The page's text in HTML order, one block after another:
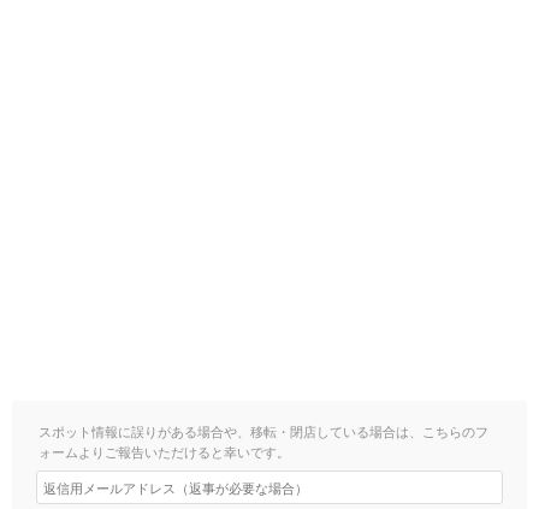
スポット情報に誤りがある場合や、移転・閉店している場合は、こちらのフ
ォームよりご報告いただけると幸いです。